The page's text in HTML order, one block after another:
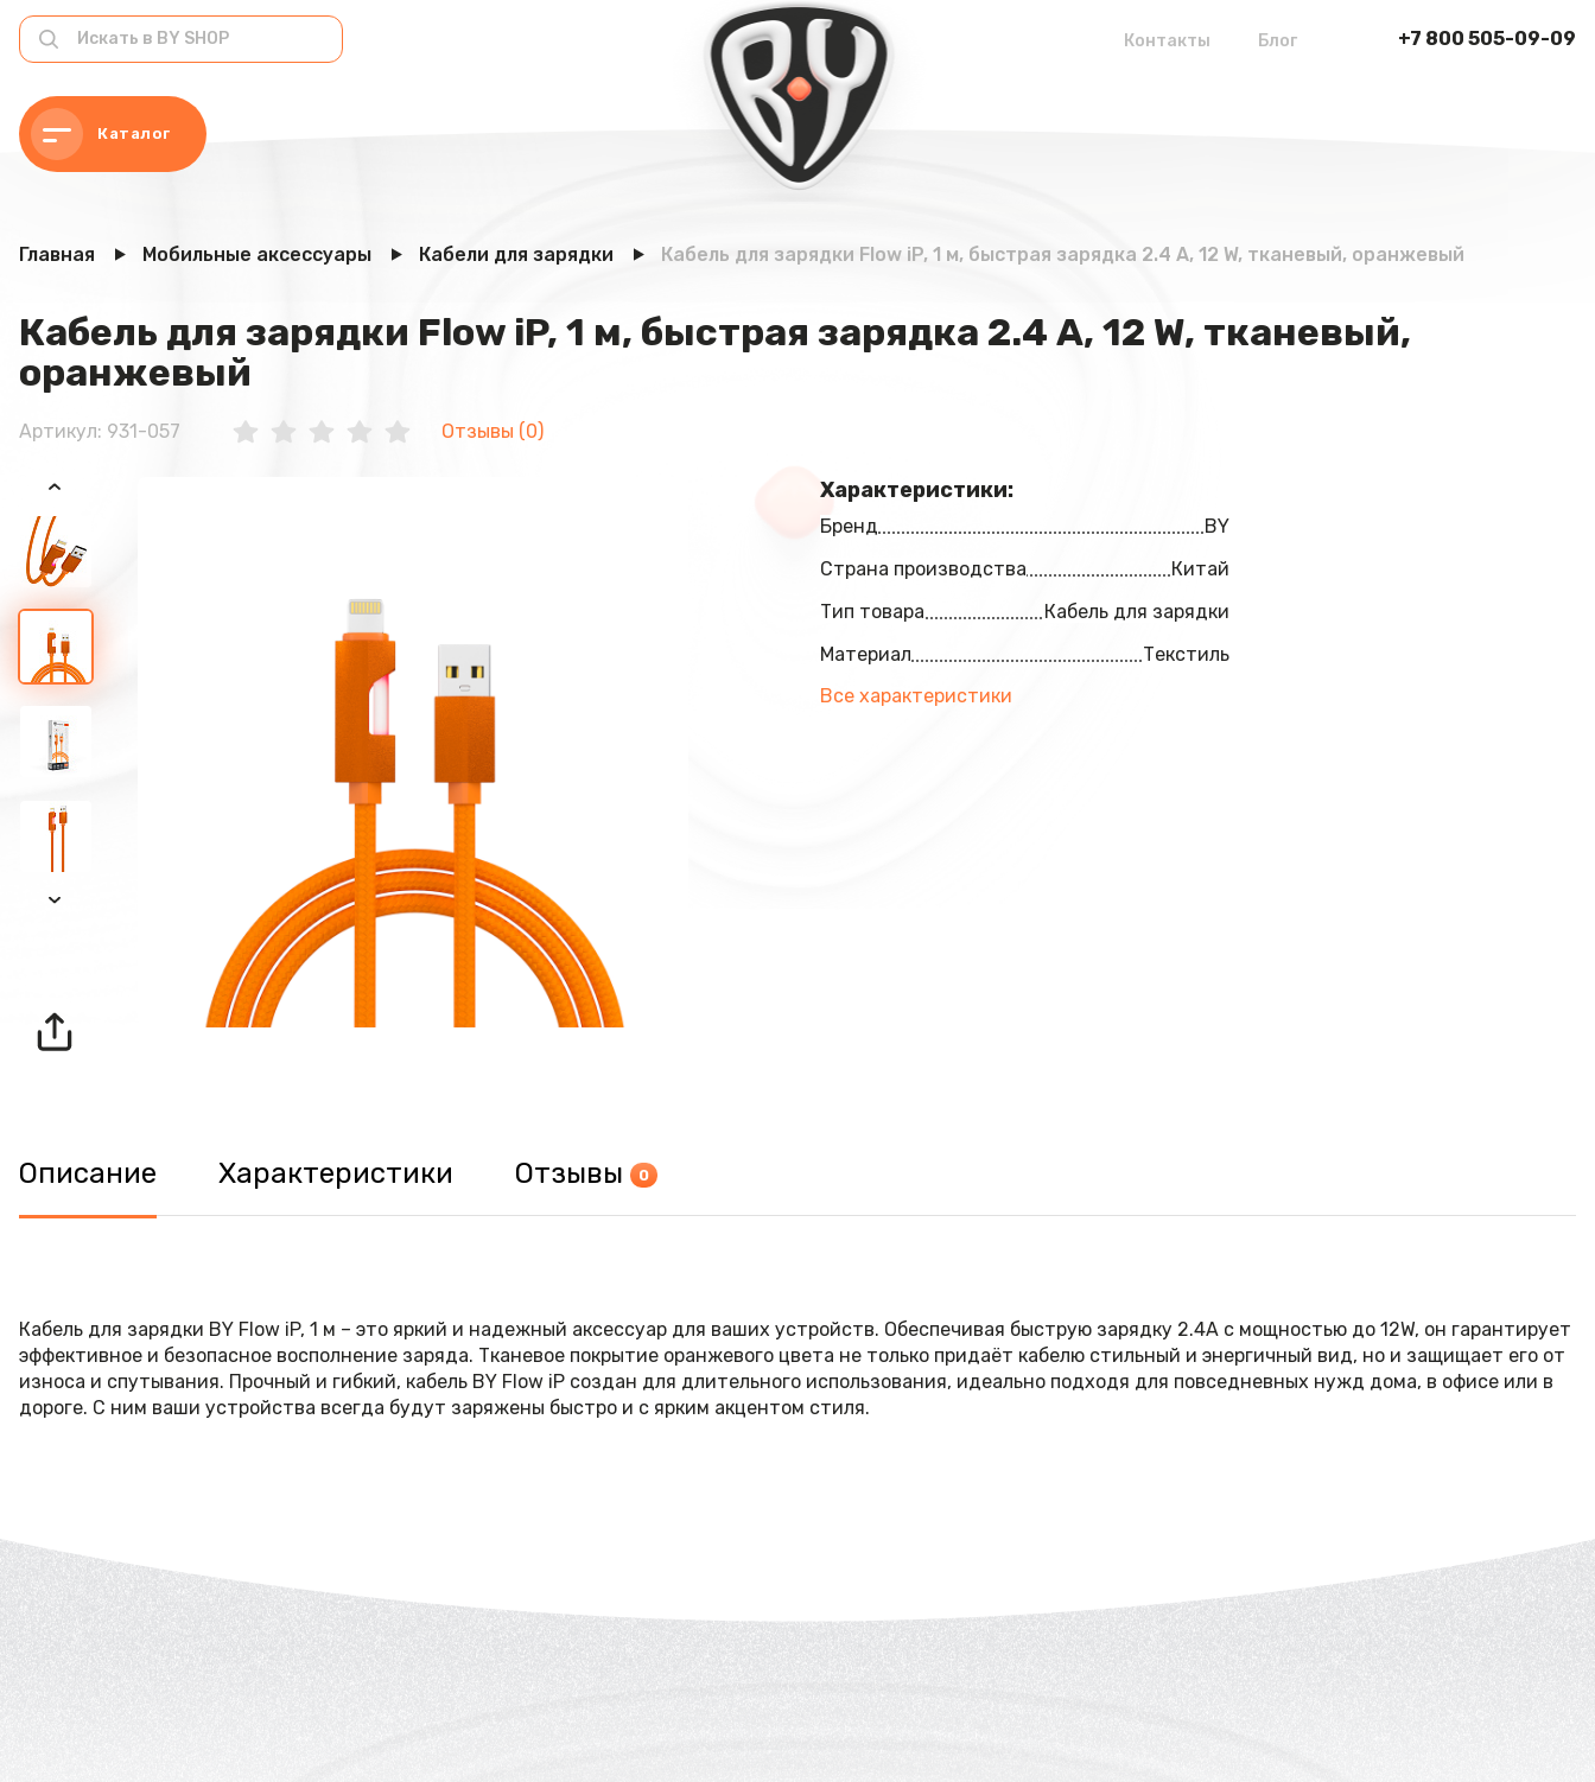
Каталог
+7 800 505-09-09
Контакты Блог
Главная Мобильные аксессуары Кабели для зарядки Кабель для зарядки Flow iP, 1 м, быстрая зарядка 2.4 А, 12 W, тканевый, оранжевый
Кабель для зарядки Flow iP, 1 м, быстрая зарядка 2.4 А, 12 W, тканевый,
оранжевый
Артикул: 931-057 Отзывы (0)
Характеристики:
Бренд
BY
Страна производства
Китай
Тип товара
Кабель для зарядки
Материал
Текстиль
Все характеристики
Описание Характеристики Отзывы 0
Кабель для зарядки BY Flow iP, 1 м – это яркий и надежный аксессуар для ваших устройств. Обеспечивая быструю зарядку 2.4А с мощностью до 12W, он гарантирует
эффективное и безопасное восполнение заряда. Тканевое покрытие оранжевого цвета не только придаёт кабелю стильный и энергичный вид, но и защищает его от
износа и спутывания. Прочный и гибкий, кабель BY Flow iP создан для длительного использования, идеально подходя для повседневных нужд дома, в офисе или в
дороге. С ним ваши устройства всегда будут заряжены быстро и с ярким акцентом стиля.